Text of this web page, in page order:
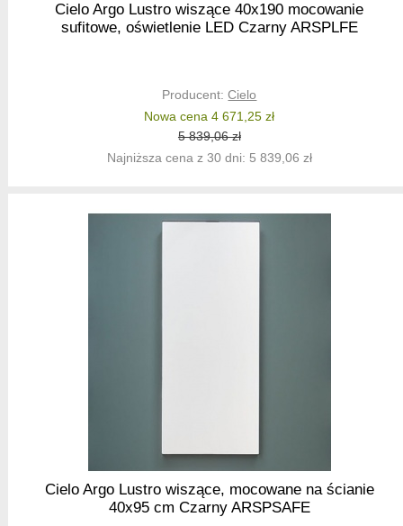
Cielo Argo Lustro wiszące 40x190 mocowanie
sufitowe, oświetlenie LED Czarny ARSPLFE
Producent:Cielo
Nowa cena 4 671,25 zł
5 839,06 zł
Najniższa cena z 30 dni: 5 839,06 zł
Cielo Argo Lustro wiszące, mocowane na ścianie
40x95 cm Czarny ARSPSAFE